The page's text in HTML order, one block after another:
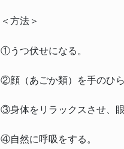
＜方法＞
①うつ伏せになる。
②顔（あごか類）を手のひら
③身体をリラックスさせ、眼
④自然に呼吸をする。